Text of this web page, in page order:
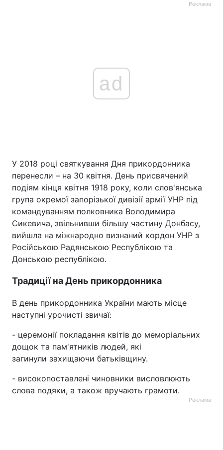
Реклама
ad
У 2018 році святкування Дня прикордонника
перенесли – на 30 квітня. День присвячений
подіям кінця квітня 1918 року, коли слов'янська
група окремої запорізької дивізії армії УНР під
командуванням полковника Володимира
Сикевича, звільнивши більшу частину Донбасу,
вийшла на міжнародно визнаний кордон УНР з
Російською Радянською Республікою та
Донською республікою.
Традиції на День прикордонника
В день прикордонника України мають місце
наступні урочисті звичаї:
- церемонії покладання квітів до меморіальних
дощок та пам'ятників людей, які
загинули захищаючи батьківщину.
- високопоставлені чиновники висловлюють
слова подяки, а також вручають грамоти.
Реклама